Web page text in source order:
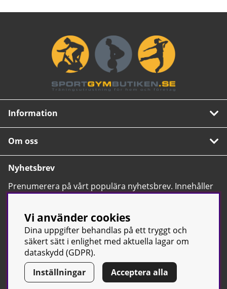
Information
Om oss
Nyhetsbrev
Prenumerera på vårt populära nyhetsbrev. Innehåller
tips, nyheter och våra allra bästa erbjudanden.
© Sport & Gym Butiken JTC AB | Kontakta oss| All rights reserved
| Org.nr: 556668-7058 | Tel: 0500-42 87 00
Vi använder cookies
Dina uppgifter behandlas på ett tryggt och
säkert sätt i enlighet med aktuella lagar om
dataskydd (GDPR).
Inställningar
Acceptera alla